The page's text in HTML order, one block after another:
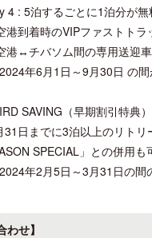
4 : 5泊するごとに1泊分が無
港到着時のVIPファストトラ
港↔︎チバソム間の専用送迎
年6月1日～9月30日 の
SAVING（早期割引特典）
日までに3泊以上のリトリ
SPECIAL」との併用も
年2月5日～3月31日の間
わせ】